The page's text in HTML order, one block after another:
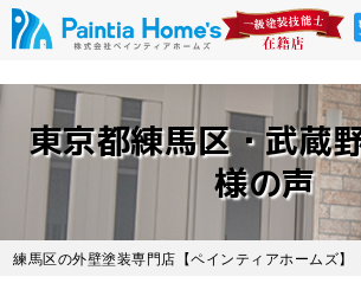
main
content
東京都練馬区・武蔵
様の声
練馬区の外壁塗装専門店【ペインティアホームズ】